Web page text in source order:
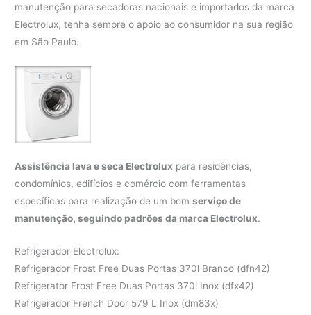
manutenção para secadoras nacionais e importados da marca
Electrolux, tenha sempre o apoio ao consumidor na sua região
em São Paulo.
Assistência lava e seca Electrolux para residências,
condomínios, edifícios e comércio com ferramentas
específicas para realização de um bomserviço de
manutenção, seguindo padrões da marca Electrolux.
Refrigerador Electrolux:
Refrigerador Frost Free Duas Portas 370l Branco (dfn42)
Refrigerator Frost Free Duas Portas 370l Inox (dfx42)
Refrigerador French Door 579 L Inox (dm83x)